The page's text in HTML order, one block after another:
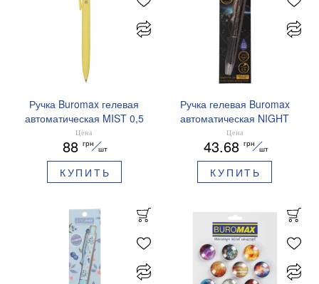
Ручка Buromax гелевая
автоматическая MIST 0,5
мм синие чернила
BM.83103
Цена
88 грн
шт
КУПИТЬ
Ручка гелевая Buromax
автоматическая NIGHT
SKY ZODIAC 0.5 мм
ароматизированный грипп
синие чернила BM.8379-
01
Цена
43.68 грн
шт
КУПИТЬ